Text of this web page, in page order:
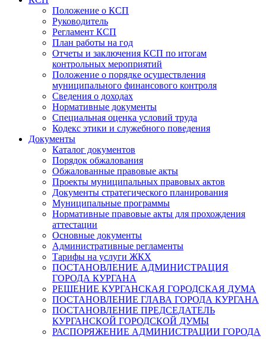
Положение о КСП
Руководитель
Регламент КСП
План работы на год
Отчеты и заключения КСП по итогам
контрольных мероприятий
Положение о порядке осуществления
муниципального финансового контроля
Сведения о доходах
Нормативные документы
Специальная оценка условий труда
Кодекс этики и служебного поведения
Документы
Каталог документов
Порядок обжалования
Обжалованные правовые акты
Проекты муниципальных правовых актов
Документы стратегического планирования
Муниципальные программы
Нормативные правовые акты для прохождения
аттестации
Основные документы
Административные регламенты
Тарифы на услуги ЖКХ
ПОСТАНОВЛЕНИЕ АДМИНИСТРАЦИЯ
ГОРОДА КУРГАНА
РЕШЕНИЕ КУРГАНСКАЯ ГОРОДСКАЯ ДУМА
ПОСТАНОВЛЕНИЕ ГЛАВА ГОРОДА КУРГАНА
ПОСТАНОВЛЕНИЕ ПРЕДСЕДАТЕЛЬ
КУРГАНСКОЙ ГОРОДСКОЙ ДУМЫ
РАСПОРЯЖЕНИЕ АДМИНИСТРАЦИИ ГОРОДА